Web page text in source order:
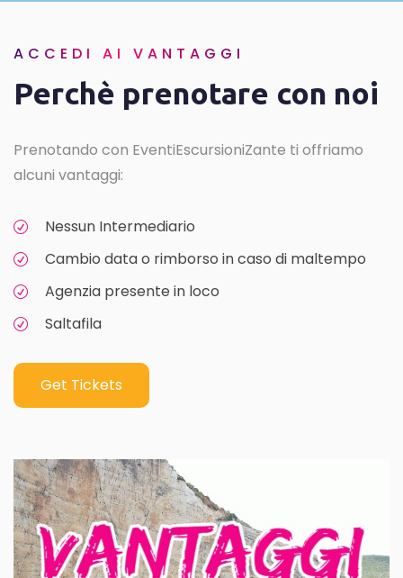
ACCEDI AI VANTAGGI
Perchè prenotare con noi
Prenotando con EventiEscursioniZante ti offriamo
alcuni vantaggi:
Nessun Intermediario
Cambio data o rimborso in caso di maltempo
Agenzia presente in loco
Saltafila
Get Tickets